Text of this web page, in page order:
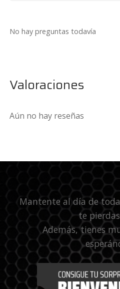
No hay preguntas todavía
Valoraciones
Aún no hay reseñas
Mantente al día de
te
Además, tienes